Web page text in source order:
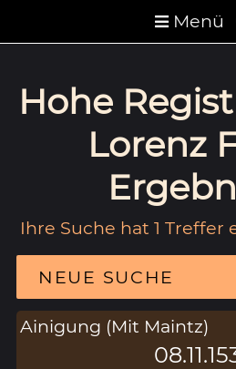
Menü
Hohe
Lorenz
Ihre Suche hat 1 Treffer
NEUE SUCHE
Ainigung (Mit Maintz)